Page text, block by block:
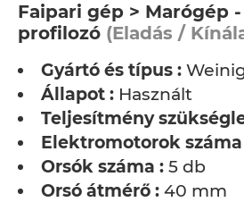
Faipari gép > Marógép
profilozó (Eladás /
Gyártó és típus :
Állapot : Használt
Teljesítmény
Elektromotorok száma
Orsók száma : 5 db
Orsó átmérő : 40 mm